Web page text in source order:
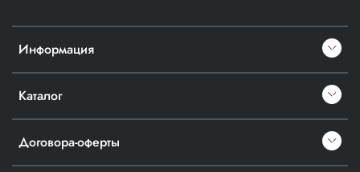
Информация
Каталог
Договора-оферты